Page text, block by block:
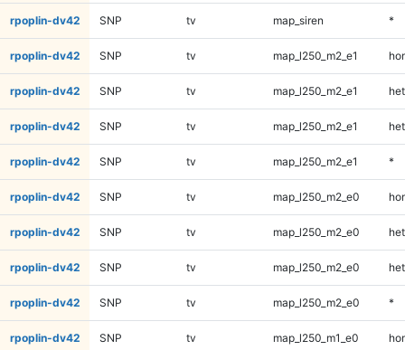
rpoplin-dv42 SNP tv map_siren *
rpoplin-dv42 SNP tv map_l250_m2_e1
rpoplin-dv42 SNP tv map_l250_m2_e1
rpoplin-dv42 SNP tv map_l250_m2_e1 het
rpoplin-dv42 SNP tv map_l250_m2_e1 *
rpoplin-dv42 SNP tv map_l250_m2_e0
rpoplin-dv42 SNP tv map_l250_m2_e0
rpoplin-dv42 SNP tv map_l250_m2_e0 het
rpoplin-dv42 SNP tv map_l250_m2_e0 *
rpoplin-dv42 SNP tv map_l250_m1_e0